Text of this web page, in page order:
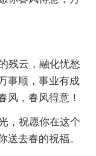
残云，融化忧愁
事顺，事业有成
风，春风得意！
，祝愿你在这个
送去春的祝福。